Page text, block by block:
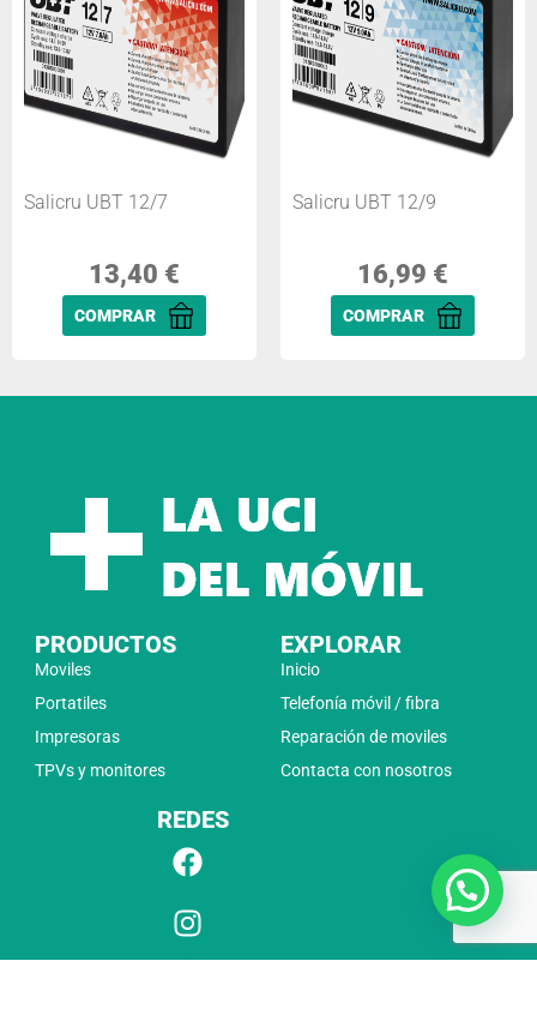
Salicru UBT 12/7
13,40 €
COMPRAR
Salicru UBT 12/9
16,99 €
COMPRAR
PRODUCTOS
Moviles
Portatiles
Impresoras
TPVs y monitores
EXPLORAR
Inicio
Telefonía móvil / fibra
Reparación de moviles
Contacta con nosotros
REDES